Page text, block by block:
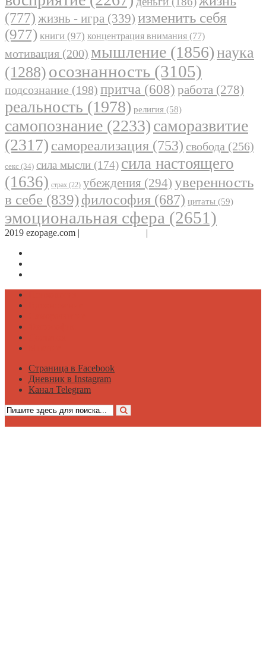
(777) жизнь - игра (339) изменить себя
(977) книги (97) концентрация внимания (77)
мотивация (200) мышление (1856)наука
(1288) осознанность (3105)
подсознание (198) притча (608) работа (278)
реальность (1978) религия (58)
самопознание (2233)саморазвитие
(2317) самореализация (753) свобода (256)
секс (34) сила мысли (174) сила настоящего
(1636) страх (22) убеждения (294) уверенность
в себе (839) философия (687) цитаты (59)
эмоциональная сфера (2651)
2019 ezopage.com | |
Страница в Facebook
Дневник в Instagram
Канал Telegram